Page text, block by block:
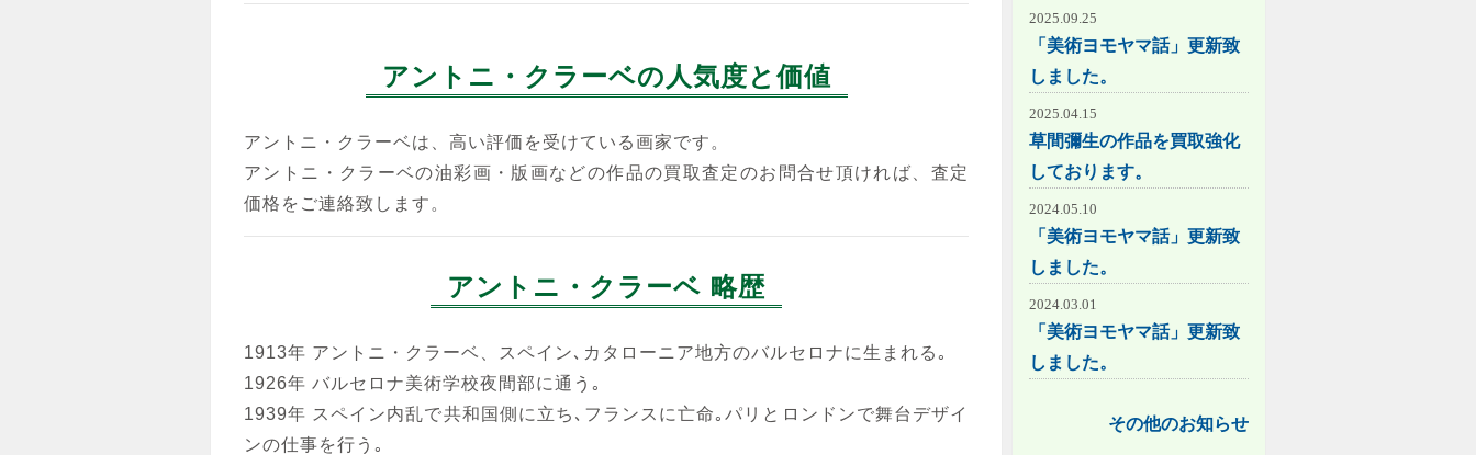
アントニ・クラーベの人気度と価値
アントニ・クラーベは、高い評価を受けている画家です。
アントニ・クラーベの油彩画・版画などの作品の買取査定のお問合せ頂ければ、査定
価格をご連絡致します。
アントニ・クラーベ 略歴
1913年 アントニ・クラーベ、スペイン､カタローニア地方のバルセロナに生まれる｡
1926年 バルセロナ美術学校夜間部に通う｡
1939年 スペイン内乱で共和国側に立ち､フランスに亡命｡パリとロンドンで舞台デザイ
ンの仕事を行う｡
2025.09.25
「美術ヨモヤマ話」更新致
しました。
2025.04.15
草間彌生の作品を買取強化
しております。
2024.05.10
「美術ヨモヤマ話」更新致
しました。
2024.03.01
「美術ヨモヤマ話」更新致
しました。
その他のお知らせ